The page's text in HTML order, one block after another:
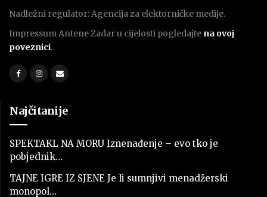
Nadležni regulator: Agencija za elektorničke medije.
Impressum Antene Zadar u cijelosti pogledajte na ovoj
poveznici.
Najčitanije
SPEKTAKL NA MORU Iznenađenje – evo tko je
pobjednik…
TAJNE IGRE IZ SJENE Je li sumnjivi menadžerski
monopol…